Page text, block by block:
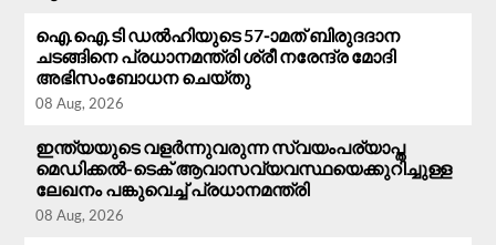
ഐ.ഐ.ടി ഡൽഹിയുടെ 57-ാമത് ബിരുദദാന
ചടങ്ങിനെ പ്രധാനമന്ത്രി ശ്രീ നരേന്ദ്ര മോദി
അഭിസംബോധന ചെയ്തു
08 Aug, 2026
ഇന്ത്യയുടെ വളർന്നുവരുന്ന സ്വയംപര്യാപ്ത
മെഡിക്കൽ-ടെക് ആവാസവ്യവസ്ഥയെക്കുറിച്ചുള്ള
ലേഖനം പങ്കുവെച്ച് പ്രധാനമന്ത്രി
08 Aug, 2026